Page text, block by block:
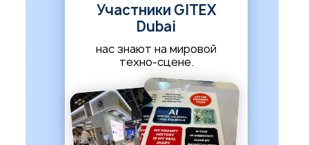
нас знают на мировой
техно-сцене.
Участники GITEX
Dubai